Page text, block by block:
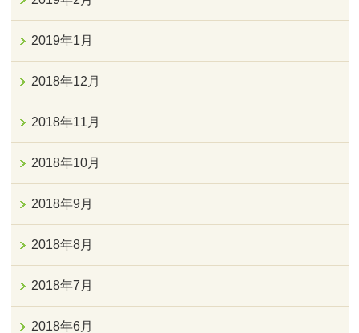
2019年1月
2018年12月
2018年11月
2018年10月
2018年9月
2018年8月
2018年7月
2018年6月